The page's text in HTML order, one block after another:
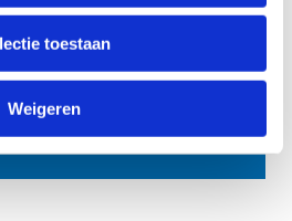
toestaan
Weigeren